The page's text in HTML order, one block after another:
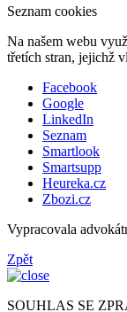
Seznam cookies
Na našem webu
třetích stran, jejichž
Facebook
Google
LinkedIn
Seznam
Smartlook
Smartsupp
Heureka.cz
Zbozi.cz
Vypracovala
Zpět
SOUHLAS SE